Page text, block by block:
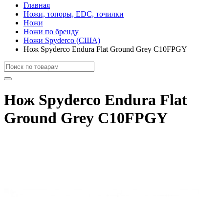
Главная
Ножи, топоры, EDC, точилки
Ножи
Ножи по бренду
Ножи Spyderco (США)
Нож Spyderco Endura Flat Ground Grey C10FPGY
Нож Spyderco Endura Flat
Ground Grey C10FPGY